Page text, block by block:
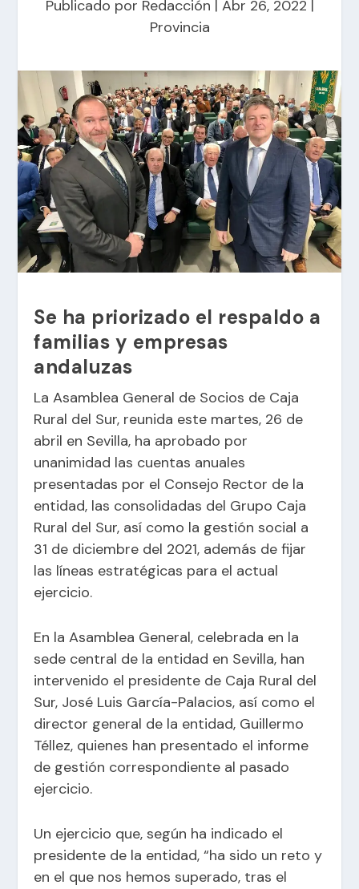
Publicado por Redacción | Abr 26, 2022 |
Provincia
Se ha priorizado el respaldo a
familias y empresas
andaluzas
La Asamblea General de Socios de Caja
Rural del Sur, reunida este martes, 26 de
abril en Sevilla, ha aprobado por
unanimidad las cuentas anuales
presentadas por el Consejo Rector de la
entidad, las consolidadas del Grupo Caja
Rural del Sur, así como la gestión social a
31 de diciembre del 2021, además de fijar
las líneas estratégicas para el actual
ejercicio.
En la Asamblea General, celebrada en la
sede central de la entidad en Sevilla, han
intervenido el presidente de Caja Rural del
Sur, José Luis García-Palacios, así como el
director general de la entidad, Guillermo
Téllez, quienes han presentado el informe
de gestión correspondiente al pasado
ejercicio.
Un ejercicio que, según ha indicado el
presidente de la entidad, “ha sido un reto y
en el que nos hemos superado, tras el